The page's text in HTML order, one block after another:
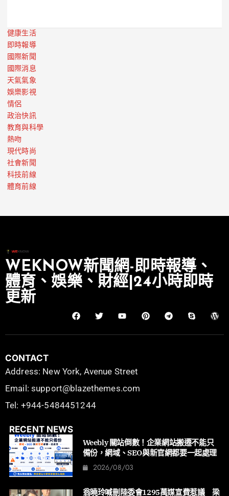
健康生活
即時報導
國際新聞
國際消息
天氣氣象
娛樂影視
情侶
政治快訊
教育與科學
熱吻
現代時尚
社會新聞
科技前線
體育前線
WEKNOW新聞網-即時報導、
體育、娛樂、財經|24小時即時
更新
CONTACT
Address: New York, Avenue Street
Email: support@blazethemes.com
Tel: +944-5484451244
RECENT NEWS
Weebly 關站倒數！企業網站搬遷不能只
備份，網域、SEO與新官網都要一起處理
2026/08/03
翁曉玲喊刪陸委會1295萬媒宣費惹議 梁